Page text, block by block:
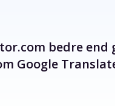
bedre end
Google